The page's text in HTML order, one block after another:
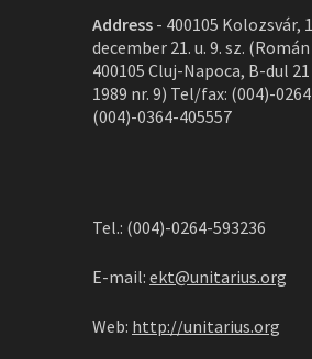
Address - 400105 Kolozsvár,
december 21. u. 9. sz.
400105 Cluj-Napoca, B-dul
1989 nr. 9) Tel/fax: (004)-
(004)-0364-405557
Tel.: (004)-0264-593236
E-mail: ekt@unitarius.org
Web: http://unitarius.org